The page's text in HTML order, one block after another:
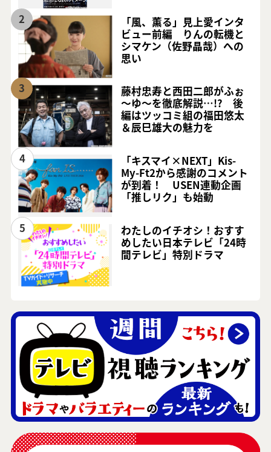
2
「風、薫る」見上愛インタ
ビュー前編 りんの転機と
シマケン（佐野晶哉）への
思い
3
藤村忠寿と西田二郎がふぉ
～ゆ～を徹底解説…!? 後
編はツッコミ組の福田悠太
＆辰巳雄大の魅力を
4
「キスマイ×NEXT」Kis-
My-Ft2から感謝のコメント
が到着！ USEN連動企画
「推しリク」も始動
5
わたしのイチオシ！おすす
めしたい日本テレビ「24時
間テレビ」特別ドラマ